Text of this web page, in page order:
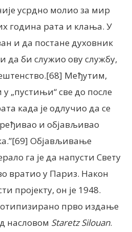
усрдно молио за мир
година рата и клања. У
и да постане духовник
да би служио ову службу,
Међутим,
„пустињи“ све до после
када је одлучио да се
и објављивао
Објављивање
га је да напусти Свету
вратио у Париз. Након
пројекту, он је 1948.
прво издање
насловом Staretz Silouan.